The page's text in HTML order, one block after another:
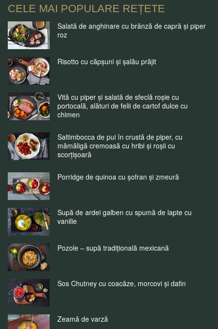
CELE MAI POPULARE REȚETE
Salată de anghinare cu brânză de capră și piper
roz
Risotto cu căpșuni și șalău prăjit
Vită cu piper și salată de sfeclă roșie cu
portocală, alături de felii de cartof dulce cu
chimen
Saltimbocca de pui în crustă de piper, cu
mămăligă cremoasă cu hribi și roșii cu
scorțișoară
Porridge de quinoa cu șofran și zmeură
Supă de ardei galben cu spumă de lapte cu
vanilie
Pozole – supă tradițională mexicană
Sos Chutney cu coacăze, morcovi și dafin
Zeamă de varză